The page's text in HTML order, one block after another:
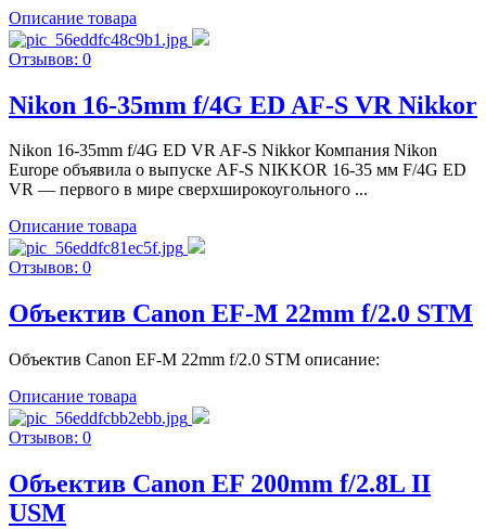
Описание товара
Отзывов: 0
Nikon 16-35mm f/4G ED AF-S VR Nikkor
Nikon 16-35mm f/4G ED VR AF-S Nikkor Компания Nikon
Europe объявила о выпуске AF-S NIKKOR 16-35 мм F/4G ED
VR — первого в мире сверхширокоугольного ...
Описание товара
Отзывов: 0
Объектив Canon EF-M 22mm f/2.0 STM
Объектив Canon EF-M 22mm f/2.0 STM описание:
Описание товара
Отзывов: 0
Объектив Canon EF 200mm f/2.8L II
USM